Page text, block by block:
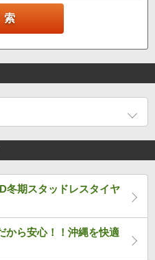
冬期スタッドレスタイヤ
から安心！！沖縄を快適